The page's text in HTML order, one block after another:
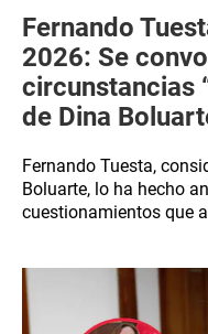
Fernando
2026: Se
circunstancias
de Dina
Fernando Tuesta,
Boluarte, lo ha hecho
cuestionamientos que